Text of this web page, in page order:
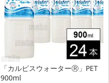
「カルピスウォーターⓇ」PET
900ml